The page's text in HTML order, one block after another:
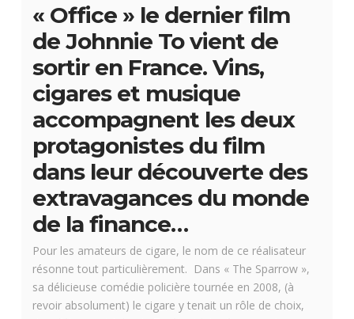
« Office » le dernier film
de Johnnie To vient de
sortir en France. Vins,
cigares et musique
accompagnent les deux
protagonistes du film
dans leur découverte des
extravagances du monde
de la finance…
Pour les amateurs de cigare, le nom de ce réalisateur
résonne tout particulièrement. Dans « The Sparrow »,
sa délicieuse comédie policière tournée en 2008, (à
revoir absolument) le cigare y tenait un rôle de choix,